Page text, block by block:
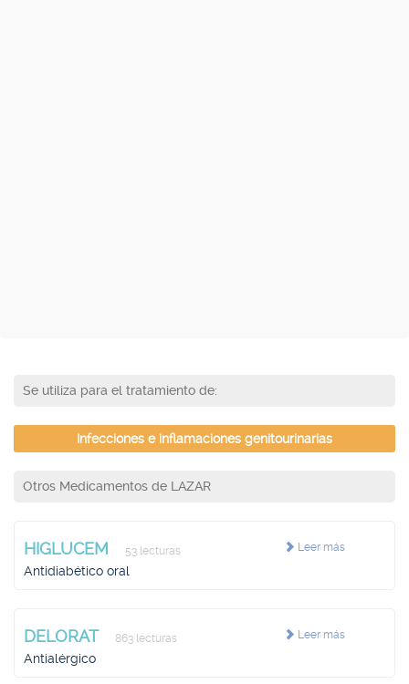
Se utiliza para el tratamiento de:
Infecciones e inflamaciones genitourinarias
Otros Medicamentos de LAZAR
Leer más
HIGLUCEM 53 lecturas
Antidiabético oral
Leer más
DELORAT 863 lecturas
Antialérgico